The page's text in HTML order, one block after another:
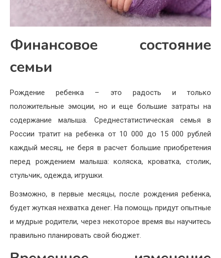
Финансовое состояние
семьи
Рождение ребенка – это радость и только
положительные эмоции, но и еще большие затраты на
содержание малыша. Среднестатистическая семья в
России тратит на ребенка от 10 000 до 15 000 рублей
каждый месяц, не беря в расчет большие приобретения
перед рождением малыша: коляска, кроватка, столик,
стульчик, одежда, игрушки.
Возможно, в первые месяцы, после рождения ребенка,
будет жуткая нехватка денег. На помощь придут опытные
и мудрые родители, через некоторое время вы научитесь
правильно планировать свой бюджет.